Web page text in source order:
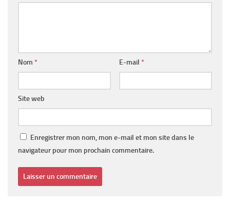
Nom * E-mail *
Site web
Enregistrer mon nom, mon e-mail et mon site dans le
navigateur pour mon prochain commentaire.